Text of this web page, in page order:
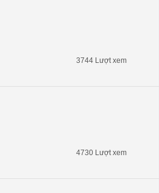
3744 Lượt xem
4730 Lượt xem